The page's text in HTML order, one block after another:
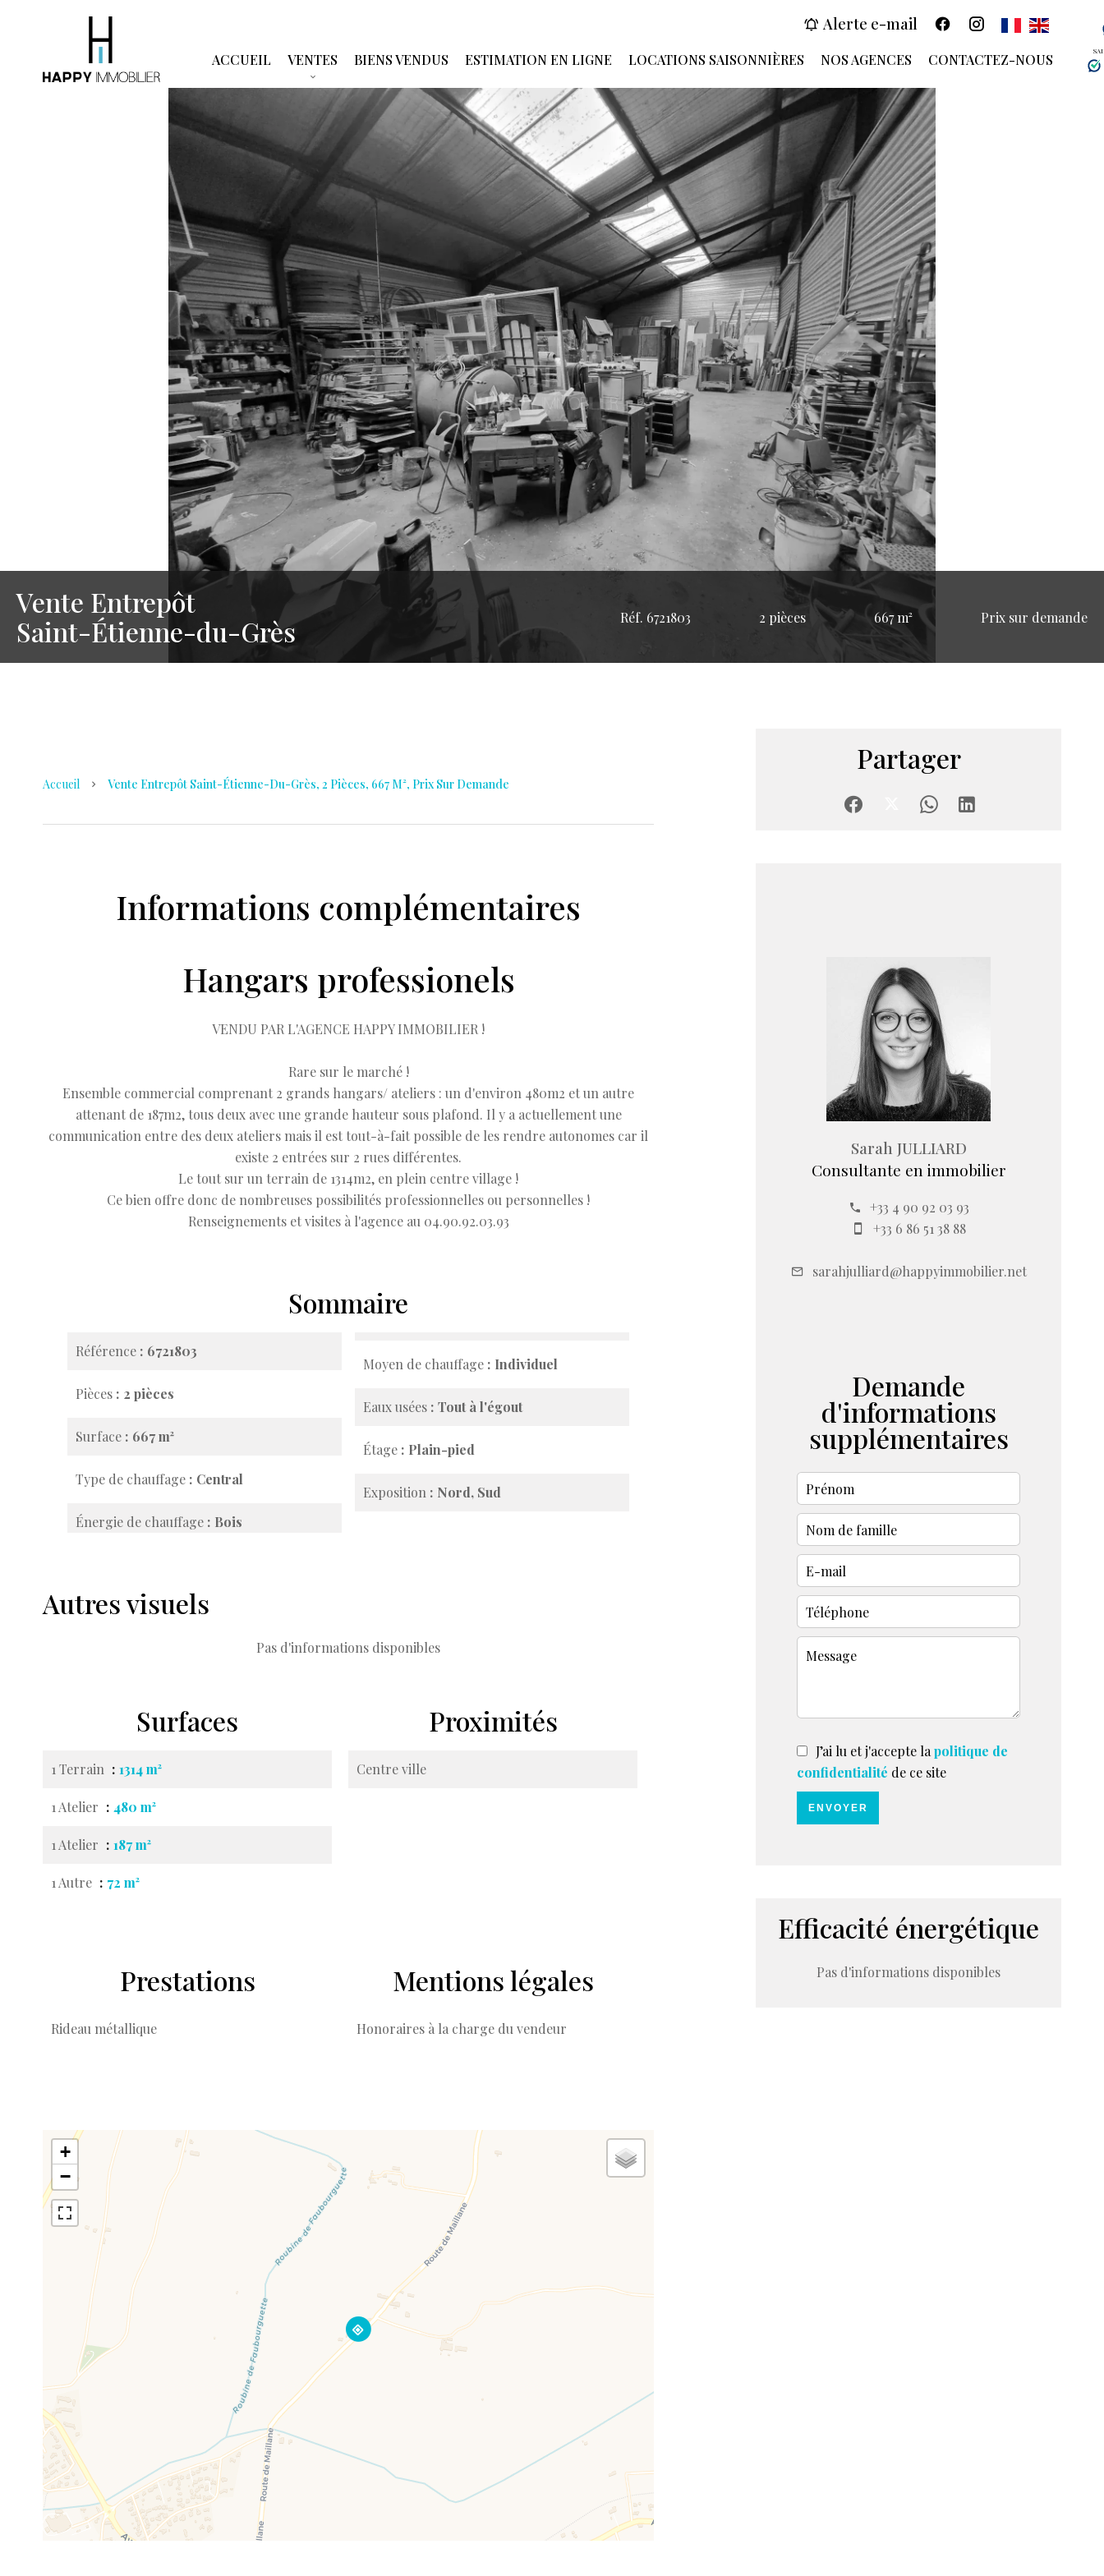
Alerte e-mail
ACCUEIL VENTES BIENS VENDUS ESTIMATION EN LIGNE LOCATIONS SAISONNIÈRES NOS AGENCES CONTACTEZ-NOUS
Vente Entrepôt
Saint-Étienne-du-Grès
Réf. 6721803 2 pièces 667 m² Prix sur demande
Accueil Vente Entrepôt Saint-Étienne-Du-Grès, 2 Pièces, 667 M², Prix Sur Demande
Informations complémentaires
Hangars professionels
VENDU PAR L'AGENCE HAPPY IMMOBILIER !
Rare sur le marché !
Ensemble commercial comprenant 2 grands hangars/ ateliers : un d'environ 480m2 et un autre
attenant de 187m2, tous deux avec une grande hauteur sous plafond. Il y a actuellement une
communication entre des deux ateliers mais il est tout-à-fait possible de les rendre autonomes car il
existe 2 entrées sur 2 rues différentes.
Le tout sur un terrain de 1314m2, en plein centre village !
Ce bien offre donc de nombreuses possibilités professionnelles ou personnelles !
Renseignements et visites à l'agence au 04.90.92.03.93
Sommaire
Référence 6721803
Pièces 2 pièces
Surface 667 m²
Type de chauffage Central
Énergie de chauffage Bois
Moyen de chauffage Individuel
Eaux usées Tout à l'égout
Étage Plain-pied
Exposition Nord, Sud
Autres visuels
Pas d'informations disponibles
Surfaces
1 Terrain 1314 m²
1 Atelier 480 m²
1 Atelier 187 m²
1 Autre 72 m²
Proximités
Centre ville
Prestations
Rideau métallique
Mentions légales
Honoraires à la charge du vendeur
+
−
Partager
Sarah JULLIARD
Consultante en immobilier
+33 4 90 92 03 93
+33 6 86 51 38 88
sarahjulliard@happyimmobilier.net
Demande
d'informations
supplémentaires
J’ai lu et j'accepte lapolitique de
confidentialité de ce site
ENVOYER
Efficacité énergétique
Pas d'informations disponibles